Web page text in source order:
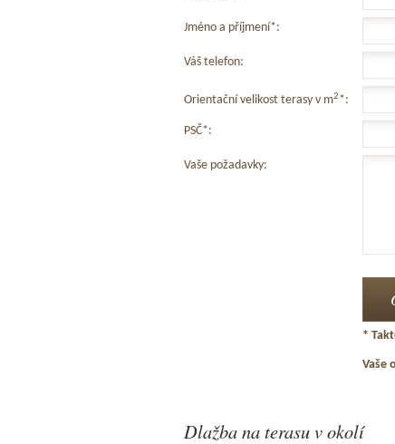
Jméno a příjmení*:
Váš telefon:
Orientační velikost terasy v m2*:
PSČ*:
Vaše požadavky:
*
Vaše
Dlažba na terasu v okolí